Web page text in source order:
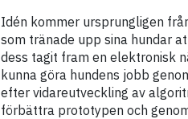
Idén kommer ursprungligen
som tränade upp sina hundar
dess tagit fram en elektronisk
kunna göra hundens jobb
efter vidareutveckling av
förbättra prototypen och